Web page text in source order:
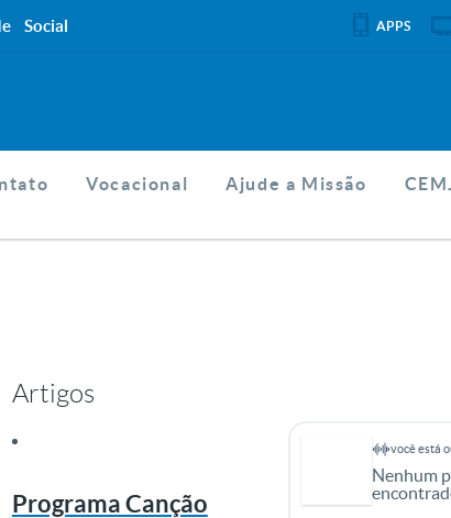
Vocacional Ajude a Missão
Artigos
Programa Canção
você está
Nenhum
Social APPS